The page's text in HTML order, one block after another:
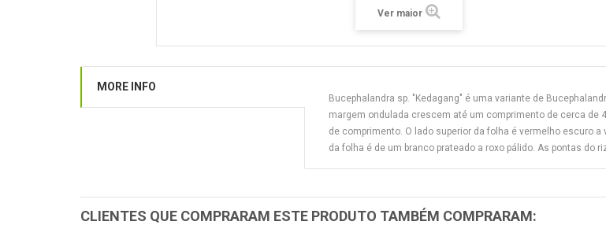
Ver maior
MORE INFO
Bucephalandra sp. "Kedagang" é uma variante de
margem ondulada crescem até um comprimento de cerca de
de comprimento. O lado superior da folha é vermelho escuro
da folha é de um branco prateado a roxo pálido. As pontas do
CLIENTES QUE COMPRARAM ESTE PRODUTO TAMBÉM COMPRARAM: